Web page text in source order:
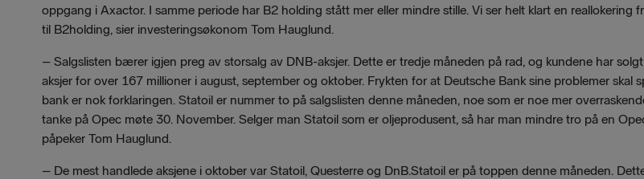
oppgang i Axactor. I samme periode har B2 holding stått mer eller mindre stille. Vi ser helt klart en reallokering
til B2holding, sier investeringsøkonom Tom Hauglund.
– Salgslisten bærer igjen preg av storsalg av DNB-aksjer. Dette er tredje måneden på rad, og kundene har
aksjer for over 167 millioner i august, september og oktober. Frykten for at Deutsche Bank sine problemer skal
bank er nok forklaringen. Statoil er nummer to på salgslisten denne måneden, noe som er noe mer
tanke på Opec møte 30. November. Selger man Statoil som er oljeprodusent, så har man mindre tro på en
påpeker Tom Hauglund.
– De mest handlede aksjene i oktober var Statoil, Questerre og DnB.Statoil er på toppen denne måneden.